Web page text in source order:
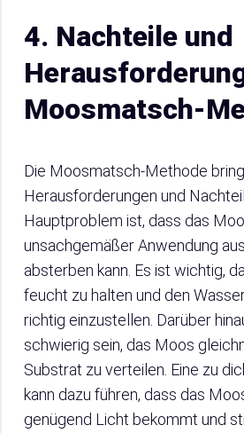
4. Nachteile und
Moosmatsch-
Die Moosmatsch-Methode
Herausforderungen und
Hauptproblem ist, dass das
unsachgemäßer Anwendung
absterben kann. Es ist wichtig,
feucht zu halten und den
richtig einzustellen. Darüber
schwierig sein, das Moos
Substrat zu verteilen. Eine zu
kann dazu führen, dass das
genügend Licht bekommt und